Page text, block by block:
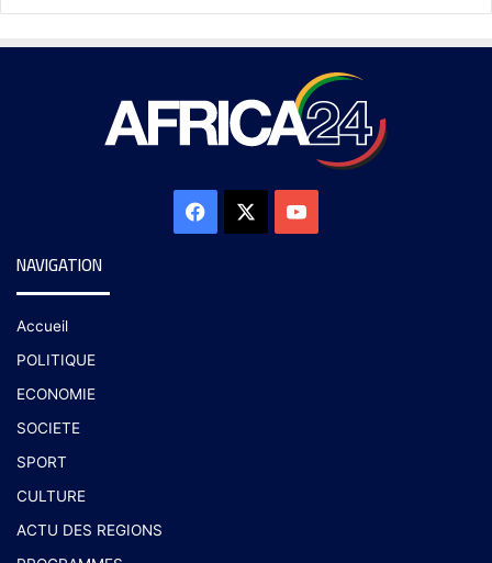
NAVIGATION
Accueil
POLITIQUE
ECONOMIE
SOCIETE
SPORT
CULTURE
ACTU DES REGIONS